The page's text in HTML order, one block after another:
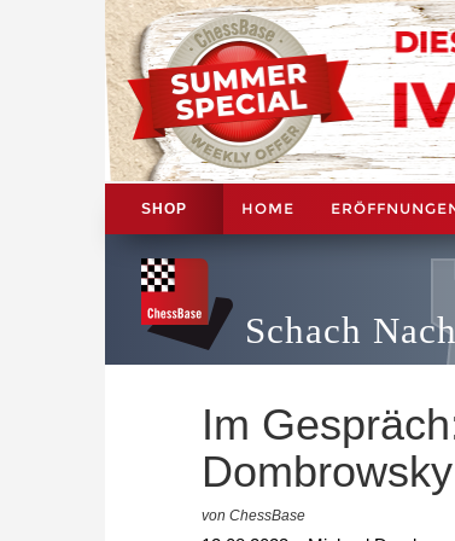
SHOP HOME
Schach
Im
Dombrowsky
von ChessBase